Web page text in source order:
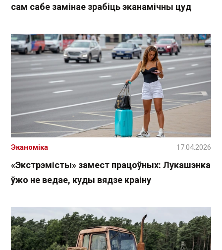
сам сабе замінае зрабіць эканамічны цуд
«Экстрэмісты» замест працоўных: Лукашэнка
ўжо не ведае, куды вядзе краіну
Эканоміка 17.04.2026